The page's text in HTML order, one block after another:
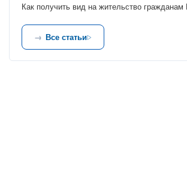
Как получить вид на жительство гражданам
Все статьи